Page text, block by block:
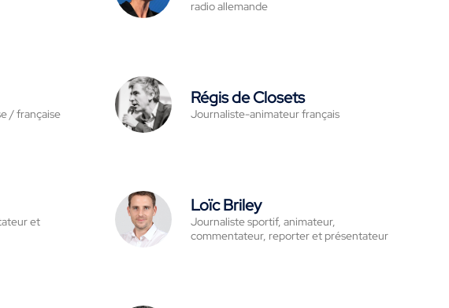
radio allemande
/ française
Régis de Closets
Journaliste-animateur français
et
Loïc Briley
Journaliste sportif, animateur,
commentateur, reporter et présentateur